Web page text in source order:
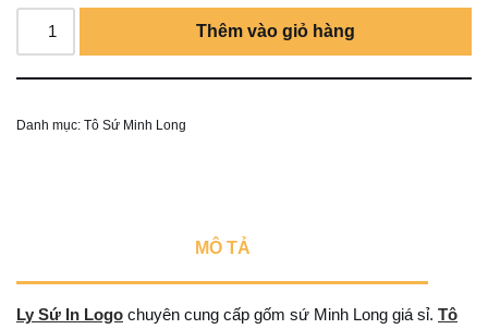
Thêm vào giỏ hàng
Danh mục: Tô Sứ Minh Long
MÔ TẢ
Ly Sứ In Logo chuyên cung cấp gốm sứ Minh Long giá sỉ. Tô